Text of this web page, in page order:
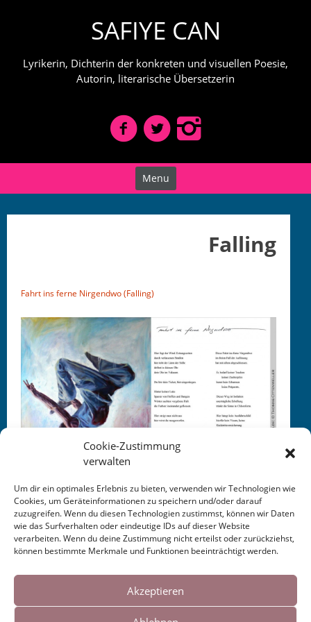
Cookies helfen uns bei der Bereitstellung
unserer Inhalte und Dienste. Durch die
weitere Nutzung der Webseite stimmen Sie
Cookie-Zustimmung
verwalten
Um dir ein optimales Erlebnis zu bieten, verwenden wir Technologien wie
Cookies, um Geräteinformationen zu speichern und/oder darauf
zuzugreifen. Wenn du diesen Technologien zustimmst, können wir Daten
wie das Surfverhalten oder eindeutige IDs auf dieser Website
verarbeiten. Wenn du deine Zustimmung nicht erteilst oder zurückziehst,
können bestimmte Merkmale und Funktionen beeinträchtigt werden.
Akzeptieren
SAFIYE CAN
Lyrikerin, Dichterin der konkreten und visuellen Poesie,
Autorin, literarische Übersetzerin
Menu
Falling
Fahrt ins ferne Nir­gend­wo (Falling)
Ölgemälde: Thomas Ottenweller
Art­work: Safiye Can